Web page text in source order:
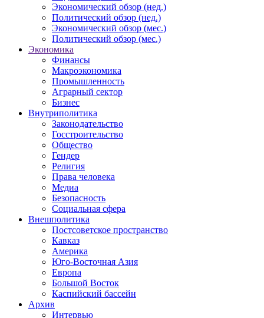
Экономический обзор (нед.)
Политический обзор (нед.)
Экономический обзор (мес.)
Политический обзор (мес.)
Экономика
Финансы
Макроэкономика
Промышленность
Аграрный сектор
Бизнес
Внутриполитика
Законодательство
Госстроительство
Общество
Гендер
Религия
Права человека
Медиа
Безопасность
Социальная сфера
Внешполитика
Постсоветское пространство
Кавказ
Америка
Юго-Восточная Азия
Европа
Большой Восток
Каспийский бассейн
Архив
Интервью